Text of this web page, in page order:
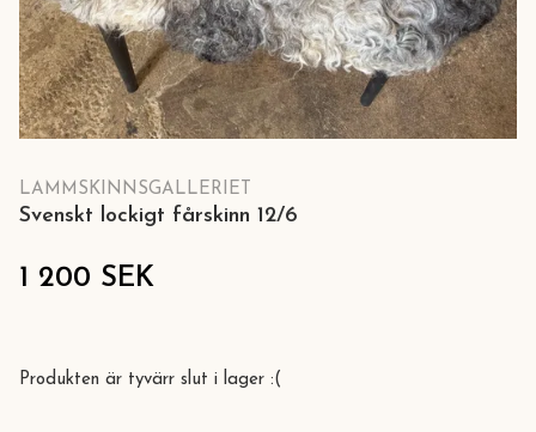
LAMMSKINNSGALLERIET
Svenskt lockigt fårskinn 12/6
1 200 SEK
Produkten är tyvärr slut i lager :(